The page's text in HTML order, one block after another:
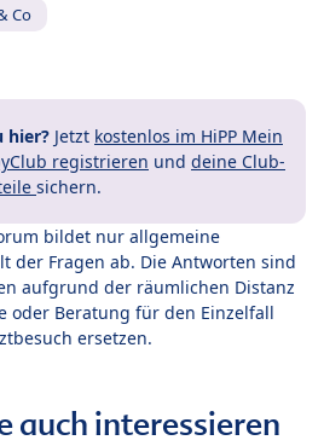
Co
hier? Jetzt kostenlos im HiPP Mein
registrieren und deine Club-
sichern.
bildet nur allgemeine
der Fragen ab. Die Antworten sind
aufgrund der räumlichen Distanz
oder Beratung für den Einzelfall
ersetzen.
auch interessieren